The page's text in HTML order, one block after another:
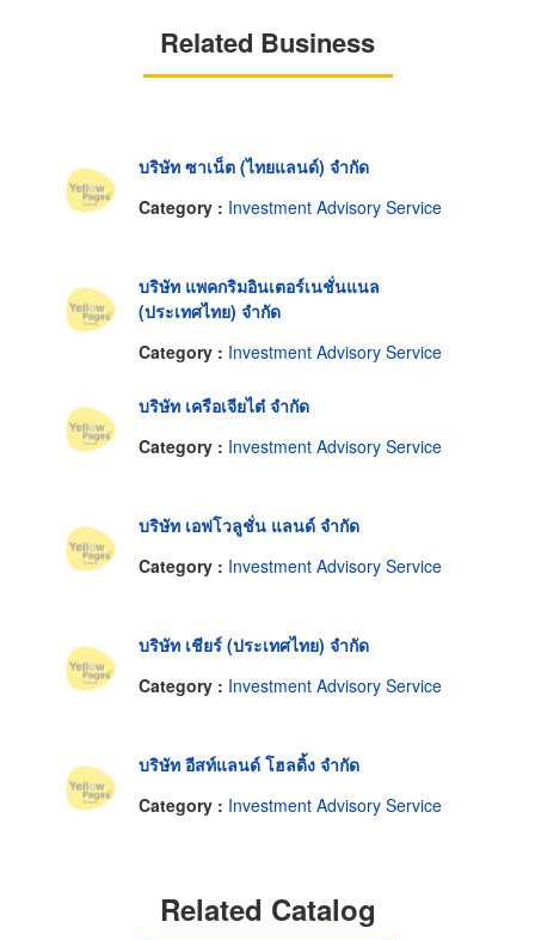
Related Business
บริษัท ซาเน็ต (ไทยแลนด์) จำกัด
Category : Investment Advisory Service
บริษัท แพคกริมอินเตอร์เนชั่นแนล
(ประเทศไทย) จำกัด
Category : Investment Advisory Service
บริษัท เครือเจียไต๋ จำกัด
Category : Investment Advisory Service
บริษัท เอฟโวลูชั่น แลนด์ จำกัด
Category : Investment Advisory Service
บริษัท เชียร์ (ประเทศไทย) จำกัด
Category : Investment Advisory Service
บริษัท อีสท์แลนด์ โฮลดิ้ง จำกัด
Category : Investment Advisory Service
Related Catalog